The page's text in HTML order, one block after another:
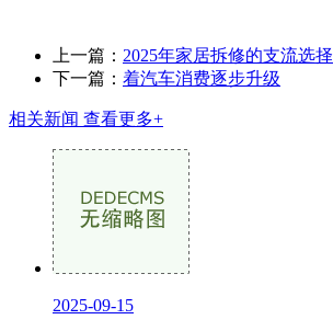
上一篇： 2025年家居拆修的支流选择
下一篇： 着汽车消费逐步升级
相关新闻 查看更多+
2025-09-15